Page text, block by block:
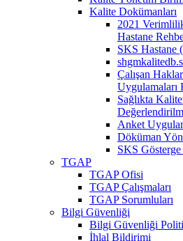
Kalite Dokümanları
2021
Hastane
SKS Hastane
Çalışan
Uygulamaları
Sağlıkta
Anket
Döküman
SKS
TGAP
TGAP Ofisi
TGAP Çalışmaları
TGAP Sorumluları
Bilgi Güvenliği
Bilgi Güvenliği
İhlal Bildirimi